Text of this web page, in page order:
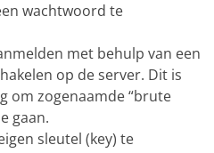
wachtwoord te
met behulp van een
op de server. Dit is
om zogenaamde “brute
gaan.
sleutel (key) te